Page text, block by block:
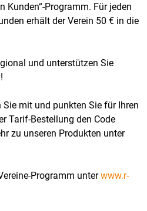
Kunden“-Programm. Für jeden
erhält der Verein 50 € in die
und unterstützen Sie
mit und punkten Sie für Ihren
Tarif-Bestellung den Code
zu unseren Produkten unter
Programm unterwww.r-